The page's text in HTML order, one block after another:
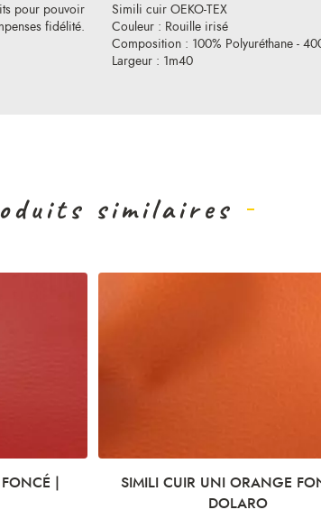
pour pouvoir
fidélité.
Simili cuir OEKO-TEX
Couleur : Rouille irisé
Composition : 100% Polyuréthane -
Largeur : 1m40
similaires
|
SIMILI CUIR UNI ORANGE
DOLARO